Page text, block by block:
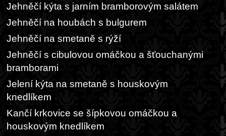
Jehněčí kýta s jarním bramborovým salátem
Jehněčí na houbách s bulgurem
Jehněčí na smetaně s rýží
Jehněčí s cibulovou omáčkou a šťouchanými
bramborami
Jelení kýta na smetaně s houskovým
knedlíkem
Kančí krkovice se šípkovou omáčkou a
houskovým knedlíkem